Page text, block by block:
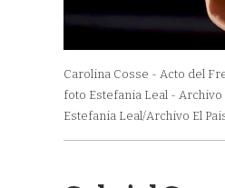
Carolina Cosse - Acto del
foto Estefania Leal - Archivo
Estefania Leal/Archivo El